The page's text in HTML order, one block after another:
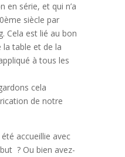
en série, et qui n’a
siècle par
Cela est lié au bon
la table et de la
à tous les
cela
de notre
accueillie avec
? Ou bien avez-